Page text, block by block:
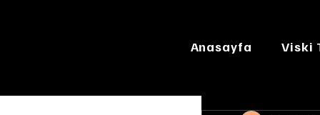
Anasayfa Viski